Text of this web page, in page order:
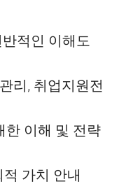
적인 이해도
리, 취업지원전
한 이해 및 전략
가치 안내